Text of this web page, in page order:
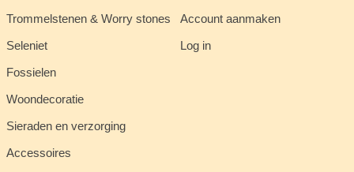
Trommelstenen & Worry stones
Seleniet
Fossielen
Woondecoratie
Sieraden en verzorging
Accessoires
Account aanmaken
Log in